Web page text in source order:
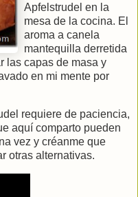
Apfelstrudel en la
mesa de la cocina. El
aroma a canela
mantequilla derretida
las capas de masa y
en mi mente por
requiere de paciencia,
aquí comparto pueden
vez y créanme que
otras alternativas.